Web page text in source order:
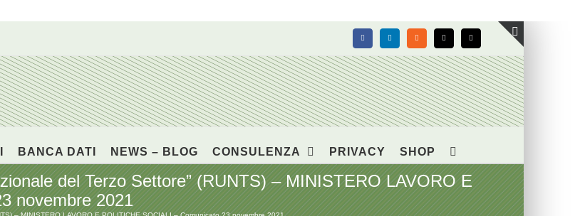
FacebookLinkedIn Rss X Email
BANCA DATI NEWS – BLOG CONSULENZA PRIVACY SHOP
del Terzo Settore” (RUNTS) – MINISTERO LAVORO E
novembre 2021
Toggle
area
barra
scorrevole